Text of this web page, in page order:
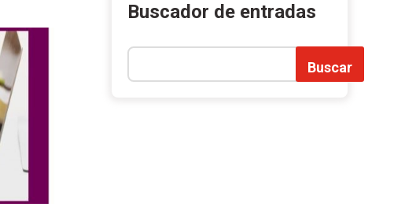
Buscador de entradas
Buscar